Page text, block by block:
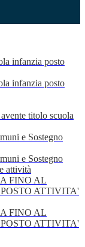
infanzia posto
infanzia posto
titolo scuola
e Sostegno
e Sostegno
attività
FINO AL
ATTIVITA'
FINO AL
ATTIVITA'